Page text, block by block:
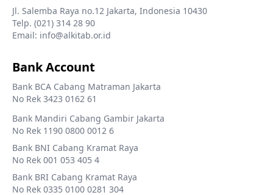
Jl. Salemba Raya no.12 Jakarta, Indonesia 10430
Telp. (021) 314 28 90
Email: info@alkitab.or.id
Bank Account
Bank BCA Cabang Matraman Jakarta
No Rek 3423 0162 61
Bank Mandiri Cabang Gambir Jakarta
No Rek 1190 0800 0012 6
Bank BNI Cabang Kramat Raya
No Rek 001 053 405 4
Bank BRI Cabang Kramat Raya
No Rek 0335 0100 0281 304